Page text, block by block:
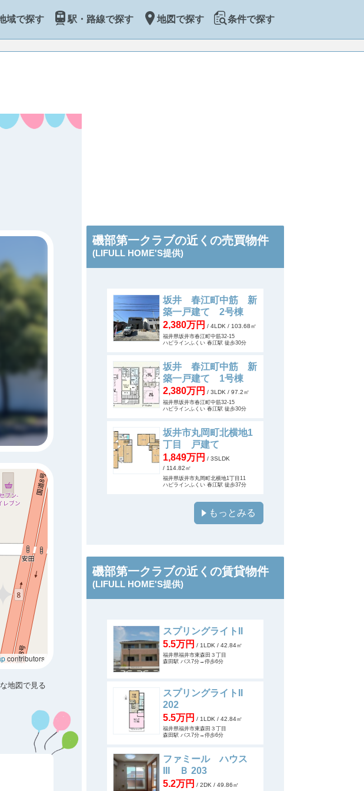
域で探す 駅・路線で探す 地図で探す 条件で探す
contributors
地図で見る
磯部第一クラブの近くの売買物件
(LIFULL HOME'S提供)
坂井 春江町中筋 新
築一戸建て 2号棟
2,380万円 / 4LDK / 103.68㎡
福井県坂井市春江町中筋32-15
ハピラインふくい 春江駅 徒歩30分
坂井 春江町中筋 新
築一戸建て 1号棟
2,380万円 / 3LDK/ 97.2㎡
福井県坂井市春江町中筋32-15
ハピラインふくい 春江駅 徒歩30分
坂井市丸岡町北横地1
丁目 戸建て
1,849万円 / 3SLDK
/ 114.82㎡
福井県坂井市丸岡町北横地1丁目11
ハピラインふくい 春江駅 徒歩37分
もっとみる
磯部第一クラブの近くの賃貸物件
(LIFULL HOME'S提供)
スプリングライトII
5.5万円 / 1LDK / 42.84㎡
福井県福井市東森田３丁目
森田駅 バス7分→停歩6分
スプリングライトII
202
5.5万円 / 1LDK / 42.84㎡
福井県福井市東森田３丁目
森田駅 バス7分→停歩6分
ファミール ハウス
III Ｂ 203
5.2万円 / 2DK / 49.86㎡